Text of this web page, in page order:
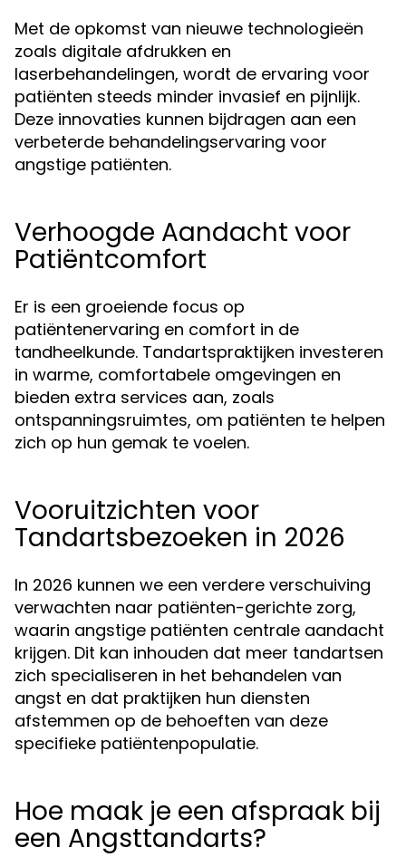
Met de opkomst van nieuwe technologieën
zoals digitale afdrukken en
laserbehandelingen, wordt de ervaring voor
patiënten steeds minder invasief en pijnlijk.
Deze innovaties kunnen bijdragen aan een
verbeterde behandelingservaring voor
angstige patiënten.
Verhoogde Aandacht voor
Patiëntcomfort
Er is een groeiende focus op
patiëntenervaring en comfort in de
tandheelkunde. Tandartspraktijken investeren
in warme, comfortabele omgevingen en
bieden extra services aan, zoals
ontspanningsruimtes, om patiënten te helpen
zich op hun gemak te voelen.
Vooruitzichten voor
Tandartsbezoeken in 2026
In 2026 kunnen we een verdere verschuiving
verwachten naar patiënten-gerichte zorg,
waarin angstige patiënten centrale aandacht
krijgen. Dit kan inhouden dat meer tandartsen
zich specialiseren in het behandelen van
angst en dat praktijken hun diensten
afstemmen op de behoeften van deze
specifieke patiëntenpopulatie.
Hoe maak je een afspraak bij
een Angsttandarts?